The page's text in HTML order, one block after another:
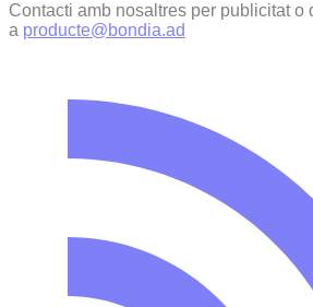
Contacti amb nosaltres per publicitat o
a producte@bondia.ad